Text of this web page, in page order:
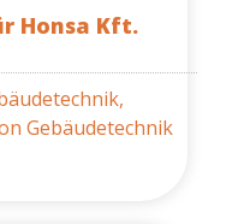
Honsa Kft.
Gebäudetechnik